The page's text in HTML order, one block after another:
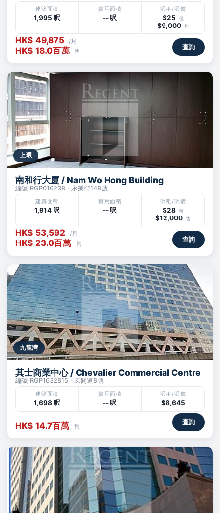
建築面積
1,995 呎
實用面積
-- 呎
呎租/呎價
$25 租
$9,000 售
HK$ 49,875 /月
HK$ 18.0百萬 售
查詢
上環
南和行大廈 / Nam Wo Hong Building
編號 RGP016238 · 永樂街148號
建築面積
1,914 呎
實用面積
-- 呎
呎租/呎價
$28 租
$12,000 售
HK$ 53,592 /月
HK$ 23.0百萬 售
查詢
九龍灣
其士商業中心 / Chevalier Commercial Centre
編號 RGP1632815 · 宏開道8號
建築面積
1,698 呎
實用面積
-- 呎
呎租/呎價
$8,645
HK$ 14.7百萬 售
查詢